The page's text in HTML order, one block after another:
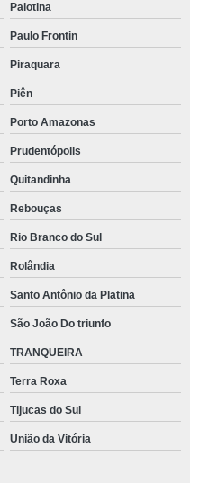
Palotina
Paulo Frontin
Piraquara
Piên
Porto Amazonas
Prudentópolis
Quitandinha
Rebouças
Rio Branco do Sul
Rolândia
Santo Antônio da Platina
São João Do triunfo
TRANQUEIRA
Terra Roxa
Tijucas do Sul
União da Vitória